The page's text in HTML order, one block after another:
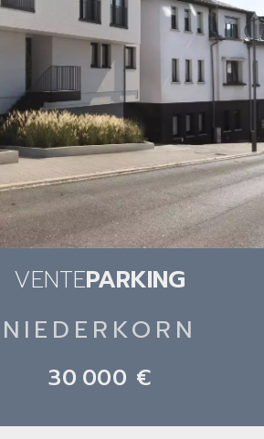
VENTEPARKING
NIEDERKORN
30 000 €